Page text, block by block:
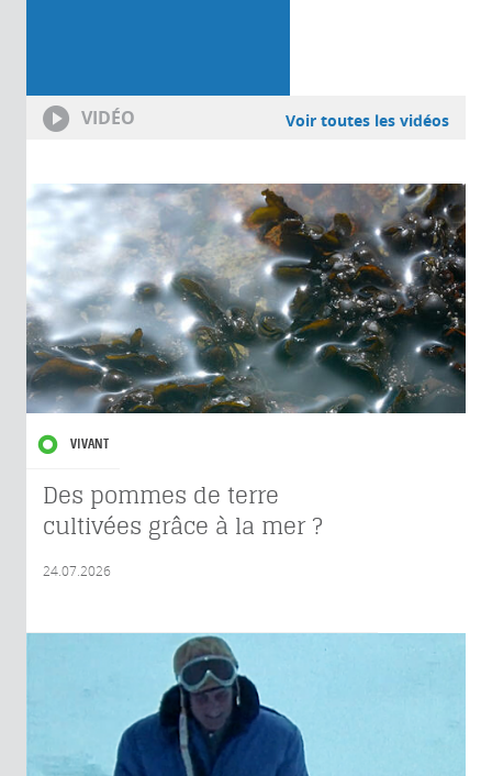
VIDÉO Voir toutes les vidéos
VIVANT
Des pommes de terre
cultivées grâce à la mer ?
24.07.2026